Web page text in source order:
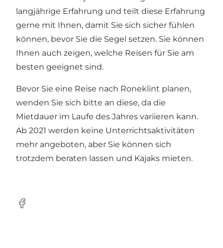
langjährige Erfahrung und teilt diese Erfahrung
gerne mit Ihnen, damit Sie sich sicher fühlen
können, bevor Sie die Segel setzen. Sie können
Ihnen auch zeigen, welche Reisen für Sie am
besten geeignet sind.
Bevor Sie eine Reise nach Roneklint planen,
wenden Sie sich bitte an diese, da die
Mietdauer im Laufe des Jahres variieren kann.
Ab 2021 werden keine Unterrichtsaktivitäten
mehr angeboten, aber Sie können sich
trotzdem beraten lassen und Kajaks mieten.
Facebook